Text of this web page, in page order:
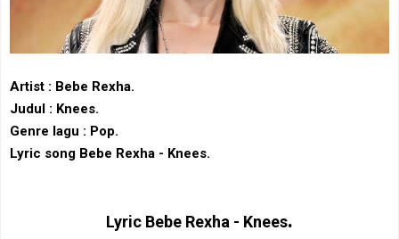
Artist : Bebe Rexha.
Judul : Knees.
Genre lagu : Pop.
Lyric song Bebe Rexha - Knees.
Lyric Bebe Rexha - Knees.